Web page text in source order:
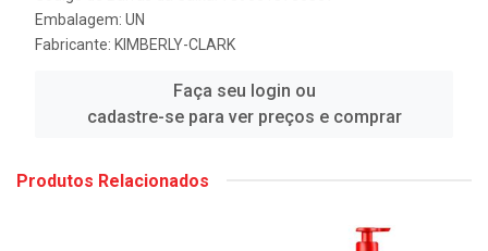
Embalagem: UN
Fabricante: KIMBERLY-CLARK
Faça seu login ou
cadastre-se para ver preços e comprar
Produtos Relacionados